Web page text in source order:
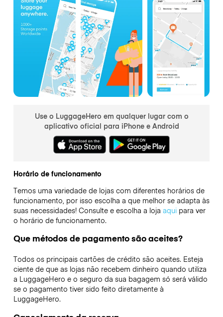
Use o LuggageHero em qualquer lugar com o
aplicativo oficial para iPhone e Android
Horário de funcionamento
Temos uma variedade de lojas com diferentes horários de
funcionamento, por isso escolha a que melhor se adapta às
suas necessidades! Consulte e escolha a loja aquipara ver
o horário de funcionamento.
Que métodos de pagamento são aceites?
Todos os principais cartões de crédito são aceites. Esteja
ciente de que as lojas não recebem dinheiro quando utiliza
a LuggageHero e o seguro da sua bagagem só será válido
se o pagamento tiver sido feito diretamente à
LuggageHero.